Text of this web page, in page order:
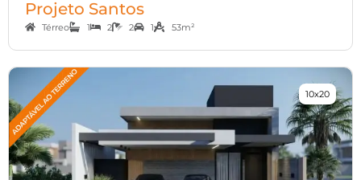
Projeto Santos
Térreo 1 2 2 1 53m²
10x20